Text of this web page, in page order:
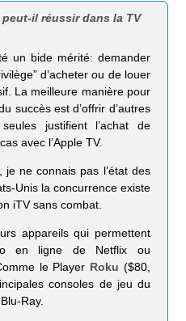
il réussir dans la TV
un bide mérité: demander
d’acheter ou de louer
La meilleure manière pour
succès est d’offrir d’autres
justifient l’achat de
avec l’Apple TV.
je ne connais pas l’état des
Unis la concurrence existe
iTV sans combat.
appareils qui permettent
en ligne de Netflix ou
le Player Roku ($80,
consoles de jeu du
Ray.